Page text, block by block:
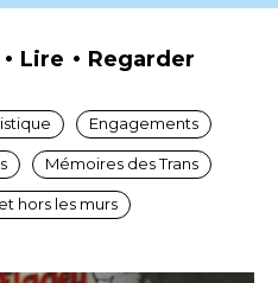
Lire Regarder
Engagements
Mémoires des Trans
hors les murs